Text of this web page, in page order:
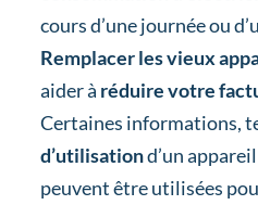
cours d’une journée ou
Remplacer les vieux
aider à réduire votre
Certaines informations,
d’utilisationd’un
peuvent être utilisées